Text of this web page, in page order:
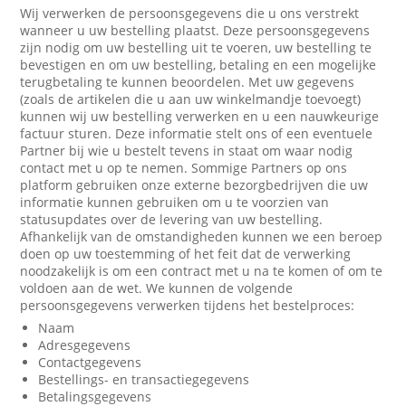
Wij verwerken de persoonsgegevens die u ons verstrekt
wanneer u uw bestelling plaatst. Deze persoonsgegevens
zijn nodig om uw bestelling uit te voeren, uw bestelling te
bevestigen en om uw bestelling, betaling en een mogelijke
terugbetaling te kunnen beoordelen. Met uw gegevens
(zoals de artikelen die u aan uw winkelmandje toevoegt)
kunnen wij uw bestelling verwerken en u een nauwkeurige
factuur sturen. Deze informatie stelt ons of een eventuele
Partner bij wie u bestelt tevens in staat om waar nodig
contact met u op te nemen. Sommige Partners op ons
platform gebruiken onze externe bezorgbedrijven die uw
informatie kunnen gebruiken om u te voorzien van
statusupdates over de levering van uw bestelling.
Afhankelijk van de omstandigheden kunnen we een beroep
doen op uw toestemming of het feit dat de verwerking
noodzakelijk is om een contract met u na te komen of om te
voldoen aan de wet. We kunnen de volgende
persoonsgegevens verwerken tijdens het bestelproces:
Naam
Adresgegevens
Contactgegevens
Bestellings- en transactiegegevens
Betalingsgegevens